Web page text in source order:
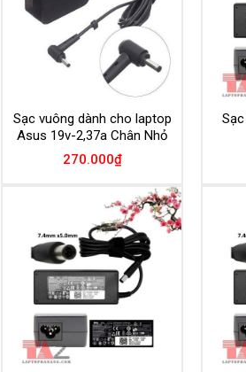
Sạc vuông dành cho laptop
Asus 19v-2,37a Chân Nhỏ
270.000₫
Add to
Wishlist